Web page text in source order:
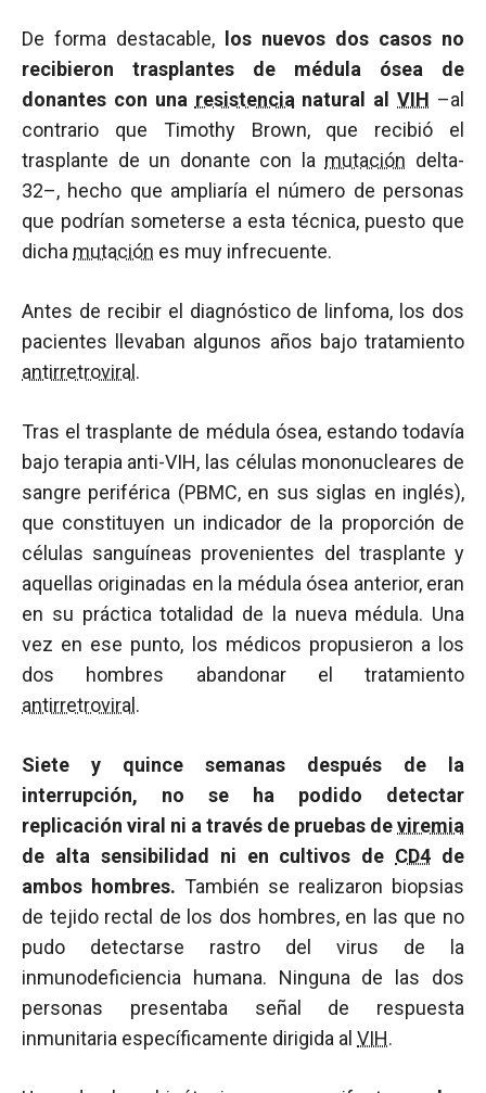
De forma destacable,
los nuevos dos casos no
recibieron trasplantes de médula ósea de
donantes con una resistencia natural alVIH –al
contrario que Timothy Brown, que recibió el
trasplante de un donante con la mutación delta-
32–, hecho que ampliaría el número de personas
que podrían someterse a esta técnica, puesto que
dicha mutación es muy infrecuente.
Antes de recibir el diagnóstico de linfoma, los dos
pacientes llevaban algunos años bajo tratamiento
antirretroviral .
Tras el trasplante de médula ósea, estando todavía
bajo terapia anti-VIH, las células mononucleares de
sangre periférica (PBMC, en sus siglas en inglés),
que constituyen un indicador de la proporción de
células sanguíneas provenientes del trasplante y
aquellas originadas en la médula ósea anterior, eran
en su práctica totalidad de la nueva médula. Una
vez en ese punto, los médicos propusieron a los
dos hombres abandonar el tratamiento
antirretroviral .
Siete y quince semanas después de la
interrupción, no se ha podido detectar
replicación viral ni a través de pruebas deviremia
de alta sensibilidad ni en cultivos de CD4 de
ambos hombres. También se realizaron biopsias
de tejido rectal de los dos hombres, en las que no
pudo detectarse rastro del virus de la
inmunodeficiencia humana. Ninguna de las dos
personas presentaba señal de respuesta
inmunitaria específicamente dirigida al VIH.